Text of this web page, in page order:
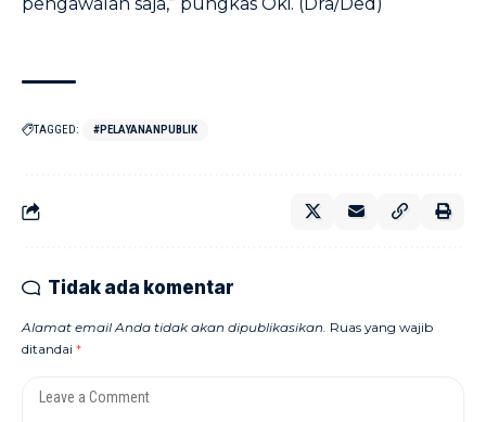
TAGGED: #PELAYANANPUBLIK
Tidak ada komentar
Alamat email Anda tidak akan dipublikasikan. Ruas yang wajib
ditandai *